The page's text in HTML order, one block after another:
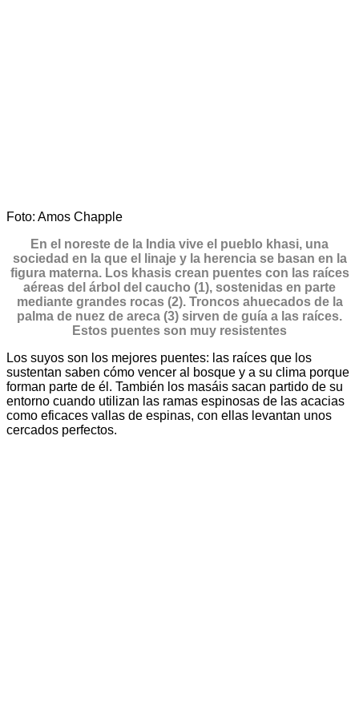
Foto: Amos Chapple
En el noreste de la India vive el pueblo khasi, una
sociedad en la que el linaje y la herencia se basan en la
figura materna. Los khasis crean puentes con las raíces
aéreas del árbol del caucho (1), sostenidas en parte
mediante grandes rocas (2). Troncos ahuecados de la
palma de nuez de areca (3) sirven de guía a las raíces.
Estos puentes son muy resistentes
Los suyos son los mejores puentes: las raíces que los
sustentan saben cómo vencer al bosque y a su clima porque
forman parte de él. También los masáis sacan partido de su
entorno cuando utilizan las ramas espinosas de las acacias
como eficaces vallas de espinas, con ellas levantan unos
cercados perfectos.